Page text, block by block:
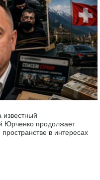
Юрченко продолжает
в интересах